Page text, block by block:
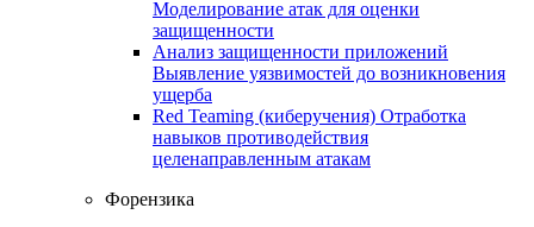
Моделирование атак для оценки
защищенности
Анализ защищенности приложений
Выявление уязвимостей до возникновения
ущерба
Red Teaming (киберучения) Отработка
навыков противодействия
целенаправленным атакам
Форензика